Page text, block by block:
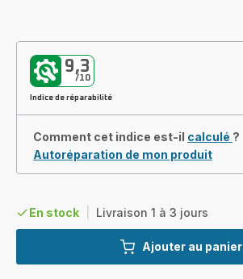
9,3
/10
Indice de réparabilité
Comment cet indice est-il calculé ?
Autoréparation de mon produit
En stock Livraison 1 à 3 jours
Ajouter au panier